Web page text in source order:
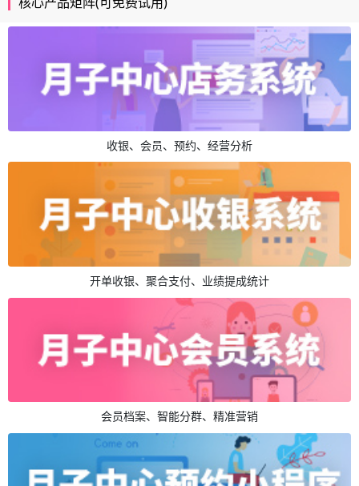
收银、会员、预约、经营分析
开单收银、聚合支付、业绩提成统计
会员档案、智能分群、精准营销